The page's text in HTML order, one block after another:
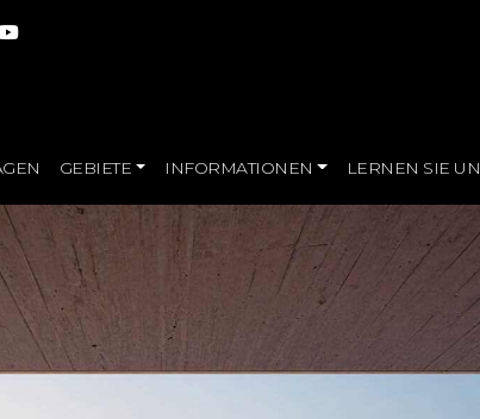
GEBIETE INFORMATIONEN LERNEN SIE